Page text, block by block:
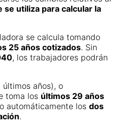
utiliza para calcular la
se calcula tomando
25 años cotizados. Sin
, los trabajadores podrán
años), o
toma los últimos 29 años
automáticamente los dos
.